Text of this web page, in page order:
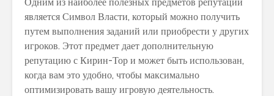
является Символ Власти, который можно получить
путем выполнения заданий или приобрести у других
игроков. Этот предмет дает дополнительную
репутацию с Кирин-Тор и может быть использован,
когда вам это удобно, чтобы максимально
оптимизировать вашу игровую деятельность.